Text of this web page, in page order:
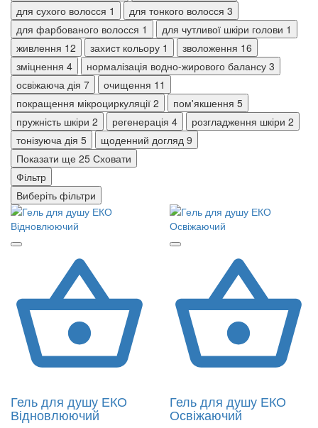
для сухого волосся 1 для тонкого волосся 3
для фарбованого волосся 1 для чутливої шкіри голови 1
живлення 12 захист кольору 1 зволоження 16
зміцнення 4 нормалізація водно-жирового балансу 3
освіжаюча дія 7 очищення 11
покращення мікроциркуляції 2 пом'якшення 5
пружність шкіри 2 регенерація 4 розгладження шкіри 2
тонізуюча дія 5 щоденний догляд 9
Показати ще 25 Сховати
Фільтр
Виберіть фільтри
Гель для душу ЕКО
Відновлюючий
Гель для душу ЕКО
Освіжаючий